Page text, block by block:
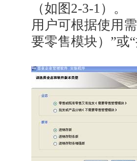
（如图2-3-1）。
用户可根据使用
要零售模块）”或